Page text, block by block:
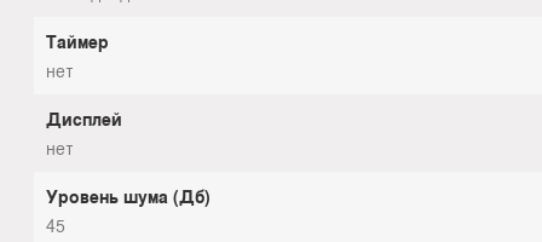
Таймер
нет
Дисплей
нет
Уровень шума (Дб)
45